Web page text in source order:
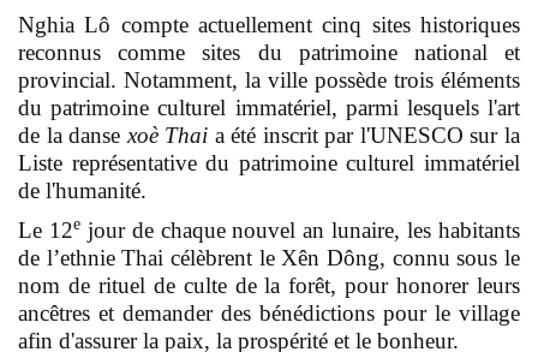
Nghia Lô compte actuellement cinq sites historiques
reconnus comme sites du patrimoine national et
provincial. Notamment, la ville possède trois éléments
du patrimoine culturel immatériel, parmi lesquels l'art
de la dansexoè Thai a été inscrit par l'UNESCO sur la
Liste représentative du patrimoine culturel immatériel
de l'humanité.
Le 12ejour de chaque nouvel an lunaire, les habitants
de l’ethnie Thai célèbrent le Xên Dông, connu sous le
nom de rituel de culte de la forêt, pour honorer leurs
ancêtres et demander des bénédictions pour le village
afin d'assurer la paix, la prospérité et le bonheur.